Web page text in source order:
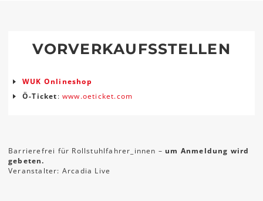
VORVERKAUFSSTELLEN
WUK Onlineshop
Ö-Ticket:www.oeticket.com
Barrierefrei für Rollstuhlfahrer_innen – um Anmeldung wird
gebeten.
Veranstalter: Arcadia Live